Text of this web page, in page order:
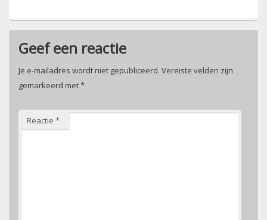
Geef een reactie
Je e-mailadres wordt niet gepubliceerd. Vereiste velden zijn
gemarkeerd met*
Reactie *